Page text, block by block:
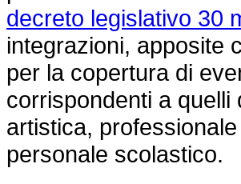
decreto legislativo 30
integrazioni, apposite
per la copertura di
corrispondenti a quelli
artistica,
personale scolastico.